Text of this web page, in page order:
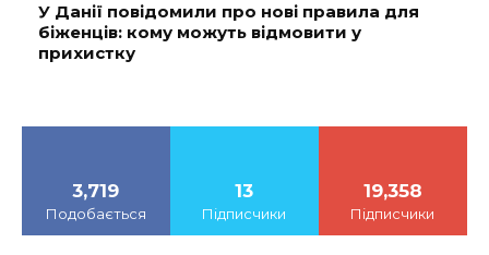
У Данії повідомили про нові правила для
біженців: кому можуть відмовити у
прихистку
3,719
Подобається
13
Підписчики
19,358
Підписчики